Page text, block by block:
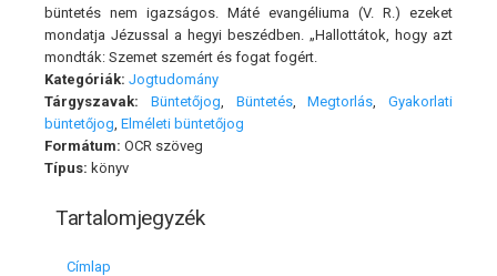
büntetés nem igazságos. Máté evangéliuma (V. R.) ezeket
mondatja Jézussal a hegyi beszédben. „Hallottátok, hogy azt
mondták: Szemet szemért és fogat fogért.
Kategóriák: Jogtudomány
Tárgyszavak:
Büntetőjog Büntetés,Megtorlás
Gyakorlati
büntetőjog Elméleti büntetőjog
Formátum: OCR szöveg
Típus: könyv
Tartalomjegyzék
Címlap